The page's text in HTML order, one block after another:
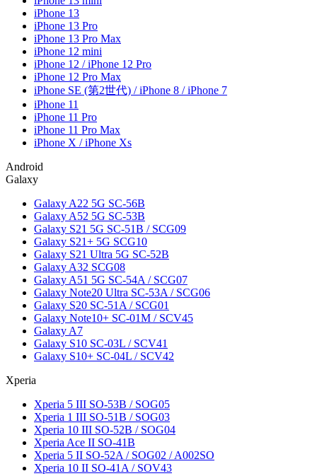
iPhone 13
iPhone 13 Pro
iPhone 13 Pro Max
iPhone 12 mini
iPhone 12 / iPhone 12 Pro
iPhone 12 Pro Max
iPhone SE (第2世代) / iPhone 8 / iPhone 7
iPhone 11
iPhone 11 Pro
iPhone 11 Pro Max
iPhone X / iPhone Xs
Android
Galaxy
Galaxy A22 5G SC-56B
Galaxy A52 5G SC-53B
Galaxy S21 5G SC-51B / SCG09
Galaxy S21+ 5G SCG10
Galaxy S21 Ultra 5G SC-52B
Galaxy A32 SCG08
Galaxy A51 5G SC-54A / SCG07
Galaxy Note20 Ultra SC-53A / SCG06
Galaxy S20 SC-51A / SCG01
Galaxy Note10+ SC-01M / SCV45
Galaxy A7
Galaxy S10 SC-03L / SCV41
Galaxy S10+ SC-04L / SCV42
Xperia
Xperia 5 III SO-53B / SOG05
Xperia 1 III SO-51B / SOG03
Xperia 10 III SO-52B / SOG04
Xperia Ace II SO-41B
Xperia 5 II SO-52A / SOG02 / A002SO
Xperia 10 II SO-41A / SOV43